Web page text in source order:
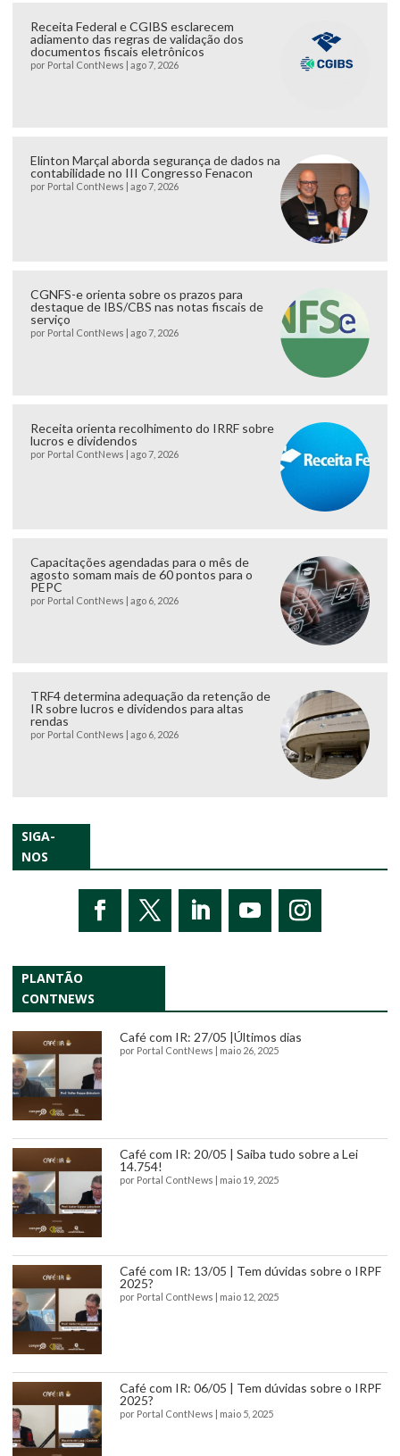
Receita Federal e CGIBS esclarecem
adiamento das regras de validação dos
documentos fiscais eletrônicos
por Portal ContNews ago 7, 2026
Elinton Marçal aborda segurança de dados na
contabilidade no III Congresso Fenacon
por Portal ContNews ago 7, 2026
CGNFS-e orienta sobre os prazos para
destaque de IBS/CBS nas notas fiscais de
serviço
por Portal ContNews ago 7, 2026
Receita orienta recolhimento do IRRF sobre
lucros e dividendos
por Portal ContNews ago 7, 2026
Capacitações agendadas para o mês de
agosto somam mais de 60 pontos para o
PEPC
por Portal ContNews ago 6, 2026
TRF4 determina adequação da retenção de
IR sobre lucros e dividendos para altas
rendas
por Portal ContNews ago 6, 2026
SIGA-
NOS
PLANTÃO
CONTNEWS
Café com IR: 27/05 |Últimos dias
por Portal ContNews maio 26, 2025
Café com IR: 20/05 | Saiba tudo sobre a Lei
14.754!
por Portal ContNews maio 19, 2025
Café com IR: 13/05 | Tem dúvidas sobre o IRPF
2025?
por Portal ContNews maio 12, 2025
Café com IR: 06/05 | Tem dúvidas sobre o IRPF
2025?
por Portal ContNews maio 5, 2025